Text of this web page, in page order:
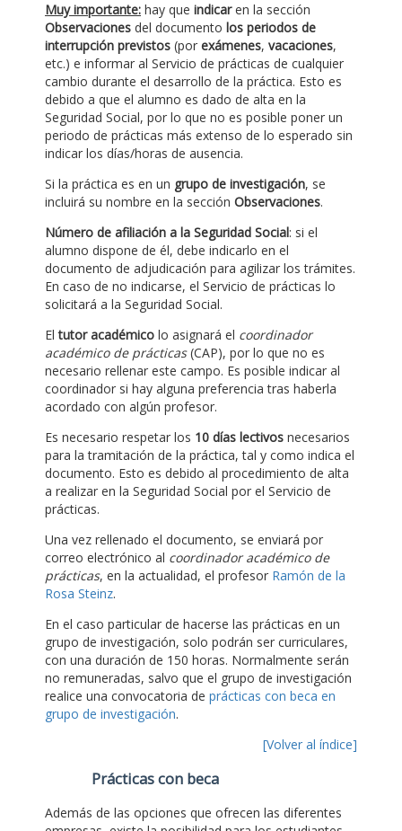
Muy importante: hay que indicaren la sección
Observaciones del documento los periodos de
interrupción previstos (por exámenes, vacaciones,
etc.) e informar al Servicio de prácticas de cualquier
cambio durante el desarrollo de la práctica. Esto es
debido a que el alumno es dado de alta en la
Seguridad Social, por lo que no es posible poner un
periodo de prácticas más extenso de lo esperado sin
indicar los días/horas de ausencia.
Si la práctica es en un grupo de investigación, se
incluirá su nombre en la sección Observaciones.
Número de afiliación a la Seguridad Social: si el
alumno dispone de él, debe indicarlo en el
documento de adjudicación para agilizar los trámites.
En caso de no indicarse, el Servicio de prácticas lo
solicitará a la Seguridad Social.
Eltutor académico lo asignará el coordinador
académico de prácticas(CAP), por lo que no es
necesario rellenar este campo. Es posible indicar al
coordinador si hay alguna preferencia tras haberla
acordado con algún profesor.
Es necesario respetar los 10 días lectivos necesarios
para la tramitación de la práctica, tal y como indica el
documento. Esto es debido al procedimiento de alta
a realizar en la Seguridad Social por el Servicio de
prácticas.
Una vez rellenado el documento, se enviará por
correo electrónico al coordinador académico de
prácticas, en la actualidad, el profesor Ramón de la
Rosa Steinz.
En el caso particular de hacerse las prácticas en un
grupo de investigación, solo podrán ser curriculares,
con una duración de 150 horas. Normalmente serán
no remuneradas, salvo que el grupo de investigación
realice una convocatoria de prácticas con beca en
grupo de investigación.
[Volver al índice]
Prácticas con beca
Además de las opciones que ofrecen las diferentes